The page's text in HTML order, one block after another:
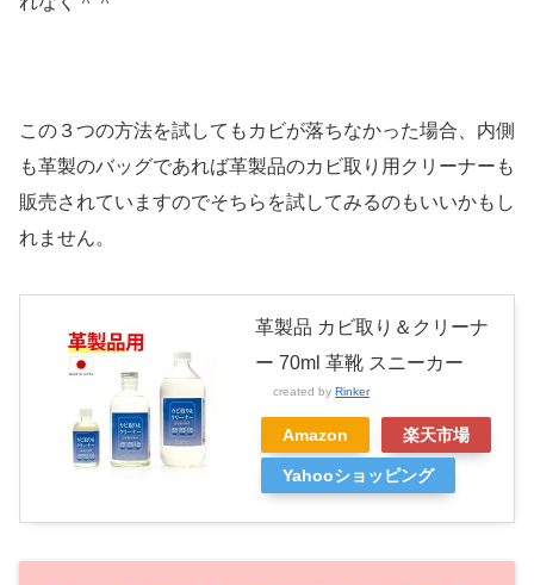
この３つの方法を試してもカビが落ちなかった場合、内側
も革製のバッグであれば革製品のカビ取り用クリーナーも
販売されていますのでそちらを試してみるのもいいかもし
れません。
革製品 カビ取り＆クリーナ
ー 70ml 革靴 スニーカー
created by Rinker
Amazon 楽天市場
Yahooショッピング